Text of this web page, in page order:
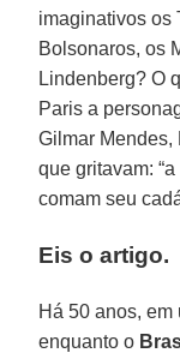
imaginativos os
Bolsonaros, os
Lindenberg? O
Paris a
Gilmar Mendes,
que gritavam:
comam seu
Eis o artigo.
Há 50 anos, em
enquanto o